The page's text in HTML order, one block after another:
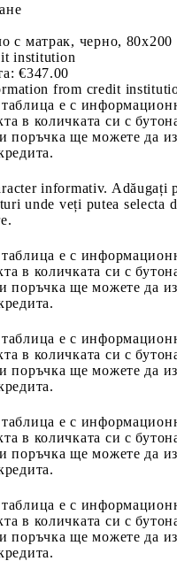
с матрак, черно,
institution
€347.00
from credit
е с
в количката си с
поръчка ще можете да
informativ. Adăugați
unde veți putea selecta
е с
в количката си с
поръчка ще можете да
е с
в количката си с
поръчка ще можете да
е с
в количката си с
поръчка ще можете да
е с
в количката си с
поръчка ще можете да